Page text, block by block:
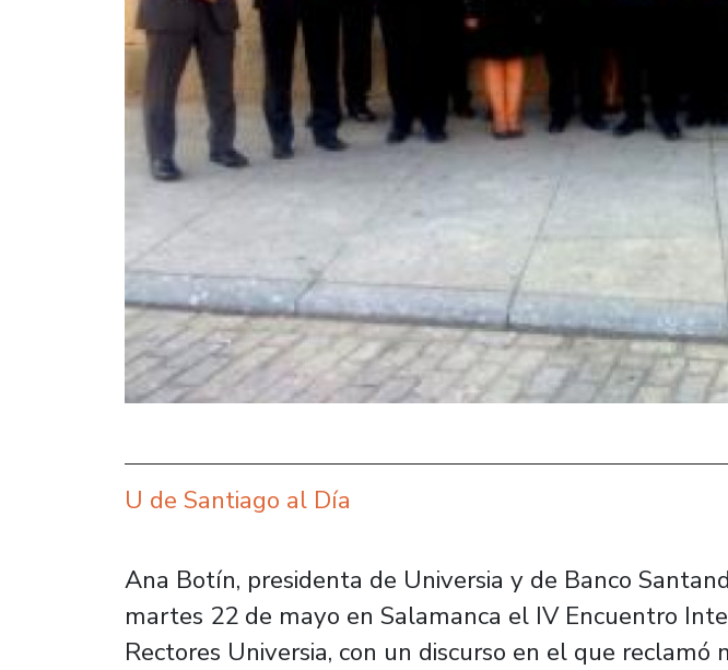
U de Santiago al Día
Ana Botín, presidenta de Universia y de Banco
martes 22 de mayo en Salamanca el IV Encuentro
Rectores Universia, con un discurso en el que reclamó